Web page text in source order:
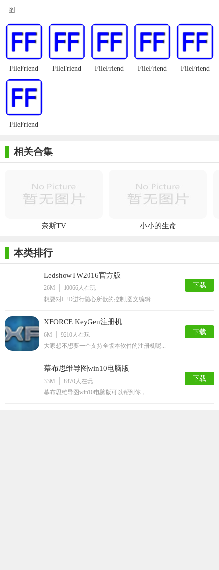
1. 强大的多边形建模功能，支持创建和编辑多边形网格、添
加几何体、修改器等功能。
2. 支持多种纹理映射技术，可以创建和编辑纹理、映射到多
边形表面等功能。
3. 提供了一系列的功能强大的插件和工具，如骨骼系统、动
画编辑器、粒子系统等。
4. 可以将作品导出为多种格式，包括OBJ、FBX、3DS等。
1. 界面简洁易用，即使是初学者也可以快速上手。
3. 提供了一系列的功能强大的工具和插件，可以与其他的3D
图...
FileFriend FileFriend FileFriend FileFriend FileFriend
FileFriend
相关合集
奈斯TV 小小的生命
本类排行
LedshowTW2016官方版
26M 10066人在玩
想要对LED进行随心所欲的控制,图文编辑...
下载
XFORCE KeyGen注册机
6M 9210人在玩
大家想不想要一个支持全版本软件的注册机呢...
下载
幕布思维导图win10电脑版
33M 8870人在玩
幕布思维导图win10电脑版可以帮到你，...
下载